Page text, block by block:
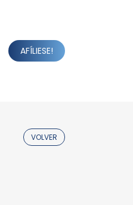
AFÍLIESE!
VOLVER